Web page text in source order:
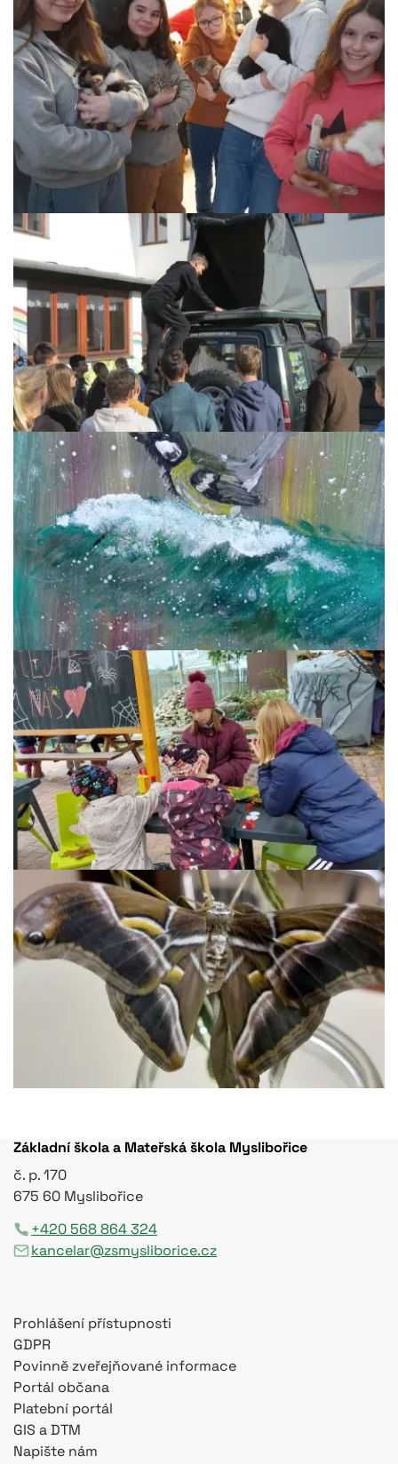
Základní škola a Mateřská škola Myslibořice
č. p. 170
675 60 Myslibořice
+420 568 864 324
kancelar@zsmysliborice.cz
Prohlášení přístupnosti
GDPR
Povinně zveřejňované informace
Portál občana
Platební portál
GIS a DTM
Napište nám